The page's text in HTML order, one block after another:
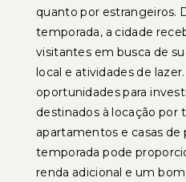
quanto por estrangeiros.
temporada, a cidade
visitantes em busca de
local e atividades de
oportunidades para
destinados à locação por
apartamentos e casas de
temporada pode
renda adicional e um